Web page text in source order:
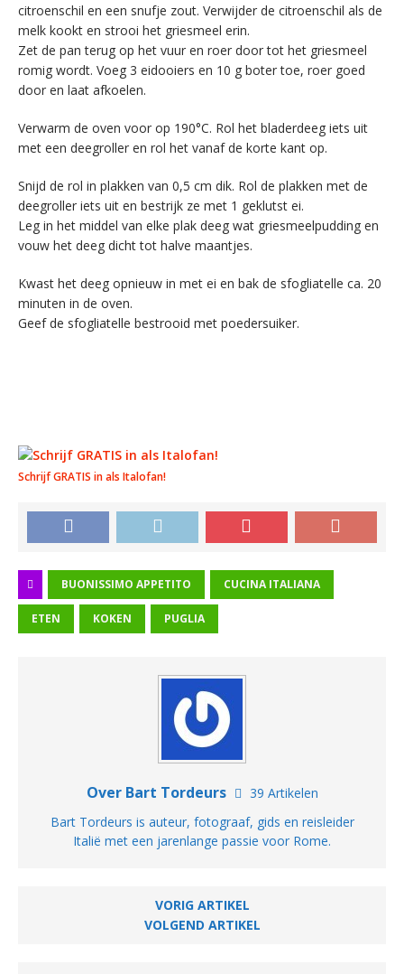
citroenschil en een snufje zout. Verwijder de citroenschil als de
melk kookt en strooi het griesmeel erin.
Zet de pan terug op het vuur en roer door tot het griesmeel
romig wordt. Voeg 3 eidooiers en 10 g boter toe, roer goed
door en laat afkoelen.
Verwarm de oven voor op 190°C. Rol het bladerdeeg iets uit
met een deegroller en rol het vanaf de korte kant op.
Snijd de rol in plakken van 0,5 cm dik. Rol de plakken met de
deegroller iets uit en bestrijk ze met 1 geklutst ei.
Leg in het middel van elke plak deeg wat griesmeelpudding en
vouw het deeg dicht tot halve maantjes.
Kwast het deeg opnieuw in met ei en bak de sfogliatelle ca. 20
minuten in de oven.
Geef de sfogliatelle bestrooid met poedersuiker.
Schrijf GRATIS in als Italofan!
BUONISSIMO APPETITO CUCINA ITALIANA
ETEN KOKEN PUGLIA
Over Bart Tordeurs
39 Artikelen
Bart Tordeurs is auteur, fotograaf, gids en reisleider
Italië met een jarenlange passie voor Rome.
VORIG ARTIKEL
VOLGEND ARTIKEL